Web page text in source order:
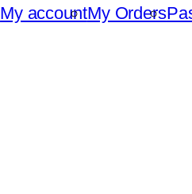
My accountMy Orders